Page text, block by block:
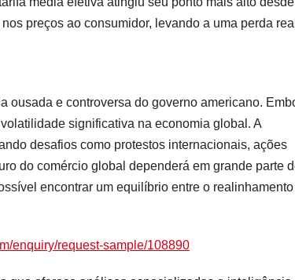
preços ao consumidor, levando a uma perda
ousada e controversa do governo americano.
significativa na economia global. A
desafios como protestos internacionais, ações
do comércio global dependerá em grande parte
encontrar um equilíbrio entre o realinhamento
enquiry/request-sample/108890